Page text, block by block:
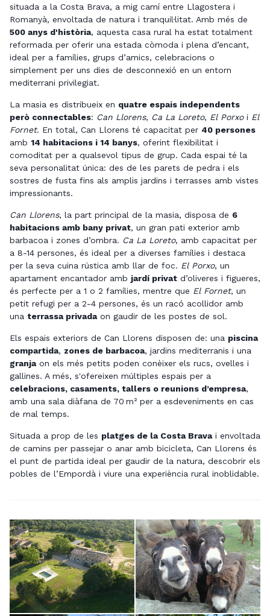
situada a la Costa Brava, a mig camí entre Llagostera i
Romanyà, envoltada de natura i tranquil·litat. Amb més de
500 anys d'història, aquesta casa rural ha estat totalment
reformada per oferir una estada còmoda i plena d’encant,
ideal per a famílies, grups d’amics, celebracions o
simplement per uns dies de desconnexió en un entorn
mediterrani privilegiat.
La masia es distribueix en quatre espais independents
però connectables: Can Llorens, Ca La Loreto, El Porxoi El
Fornet. En total, Can Llorens té capacitat per 40 persones
amb 14 habitacions i 14 banys, oferint flexibilitat i
comoditat per a qualsevol tipus de grup. Cada espai té la
seva personalitat única: des de les parets de pedra i els
sostres de fusta fins als amplis jardins i terrasses amb vistes
impressionants.
Can Llorens, la part principal de la masia, disposa de 6
habitacions amb bany privat, un gran pati exterior amb
barbacoa i zones d’ombra. Ca La Loreto, amb capacitat per
a 8-14 persones, és ideal per a diverses famílies i destaca
per la seva cuina rústica amb llar de foc. El Porxo, un
apartament encantador amb jardí privat d’oliveres i figueres,
és perfecte per a 1 o 2 famílies, mentre que El Fornet, un
petit refugi per a 2-4 persones, és un racó acollidor amb
una terrassa privadaon gaudir de les postes de sol.
Els espais exteriors de Can Llorens disposen de: una piscina
compartida, zones de barbacoa, jardins mediterranis i una
granjaon els més petits poden conèixer els rucs, ovelles i
gallines. A més, s'ofereixen múltiples espais per a
celebracions, casaments, tallers o reunions d’empresa,
amb una sala diàfana de 70 m² per a esdeveniments en cas
de mal temps.
Situada a prop de les platges de la Costa Bravai envoltada
de camins per passejar o anar amb bicicleta, Can Llorens és
el punt de partida ideal per gaudir de la natura, descobrir els
pobles de l’Empordà i viure una experiència rural inoblidable.